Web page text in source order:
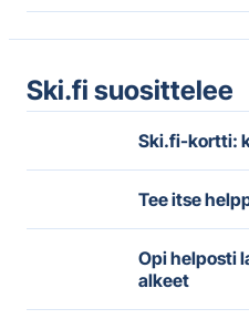
Ski.fi suosittelee
Ski.fi-kortti:
Tee itse
Opi helposti
alkeet